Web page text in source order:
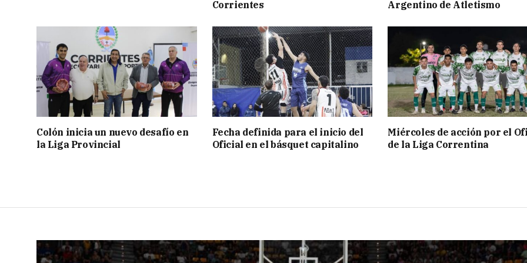
Corrientes Argentino de Atletismo
Colón inicia un nuevo desafío en
la Liga Provincial
Fecha definida para el inicio del
Oficial en el básquet capitalino
Miércoles de acción por el
de la Liga Correntina